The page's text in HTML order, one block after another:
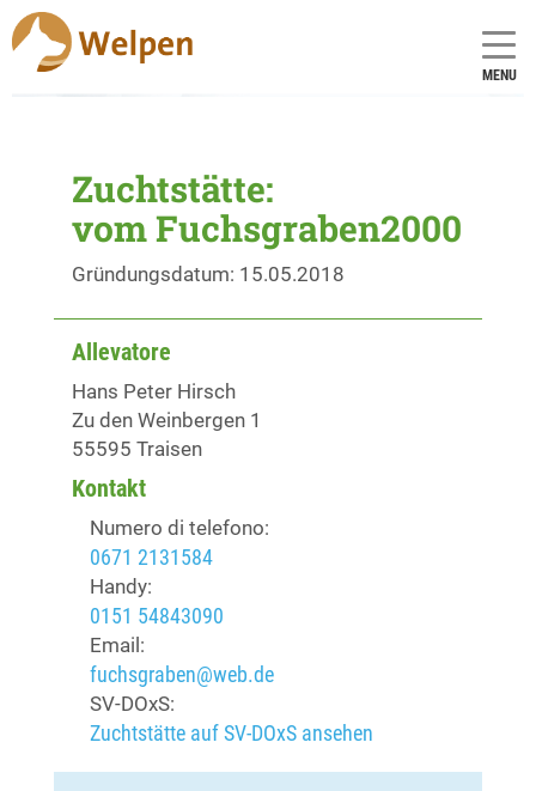
MENU
Zuchtstätte:
vom Fuchsgraben2000
Gründungsdatum: 15.05.2018
Allevatore
Hans Peter Hirsch
Zu den Weinbergen 1
55595 Traisen
Kontakt
Numero di telefono:
0671 2131584
Handy:
0151 54843090
Email:
fuchsgraben@web.de
SV-DOxS:
Zuchtstätte auf SV-DOxS ansehen